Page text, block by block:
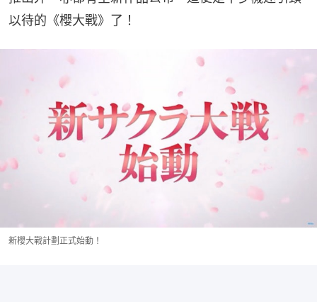
以待的《櫻大戰》了！
新櫻大戰計劃正式始動！